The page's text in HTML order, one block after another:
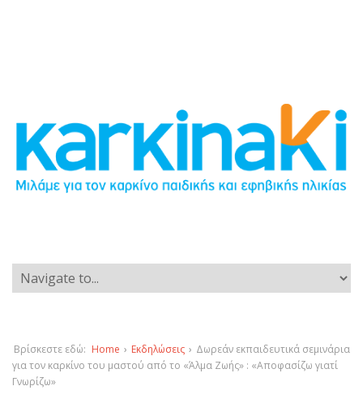
Βρίσκεστε εδώ: Home › Εκδηλώσεις › Δωρεάν εκπαιδευτικά σεμινάρια
για τον καρκίνο του μαστού από το «Άλμα Ζωής» : «Αποφασίζω γιατί
Γνωρίζω»